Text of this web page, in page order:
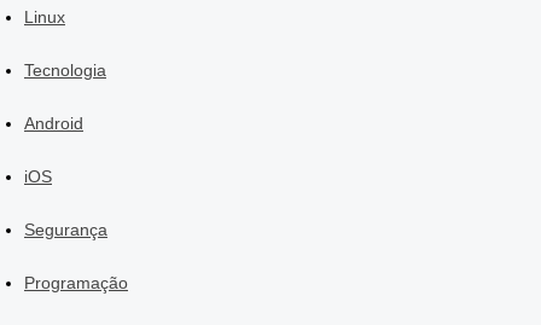
Linux
Tecnologia
Android
iOS
Segurança
Programação